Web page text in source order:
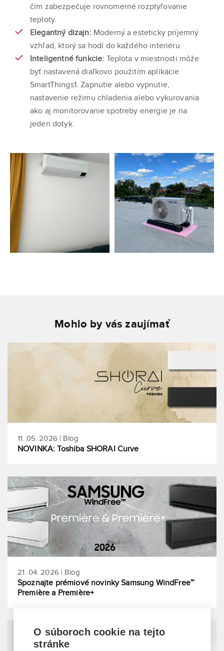
čím zabezpečuje rovnomerné rozptyľovanie
teploty.
Elegantný dizajn: Moderný a esteticky príjemný
vzhľad, ktorý sa hodí do každého interiéru.
Inteligentné funkcie: Teplota v miestnosti môže
byť nastavená diaľkovo použitím aplikácie
SmartThings1. Zapnutie alebo vypnutie,
nastavenie režimu chladenia alebo vykurovania
ako aj monitorovanie spotreby energie je na
jeden dotyk.
Mohlo by vás zaujímať
11. 05. 2026 | Blog
NOVINKA: Toshiba SHORAI Curve
21. 04. 2026 | Blog
Spoznajte prémiové novinky Samsung WindFree™
Première a Première+
O súboroch cookie na tejto
stránke